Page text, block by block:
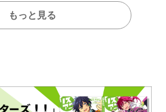
もっと見る